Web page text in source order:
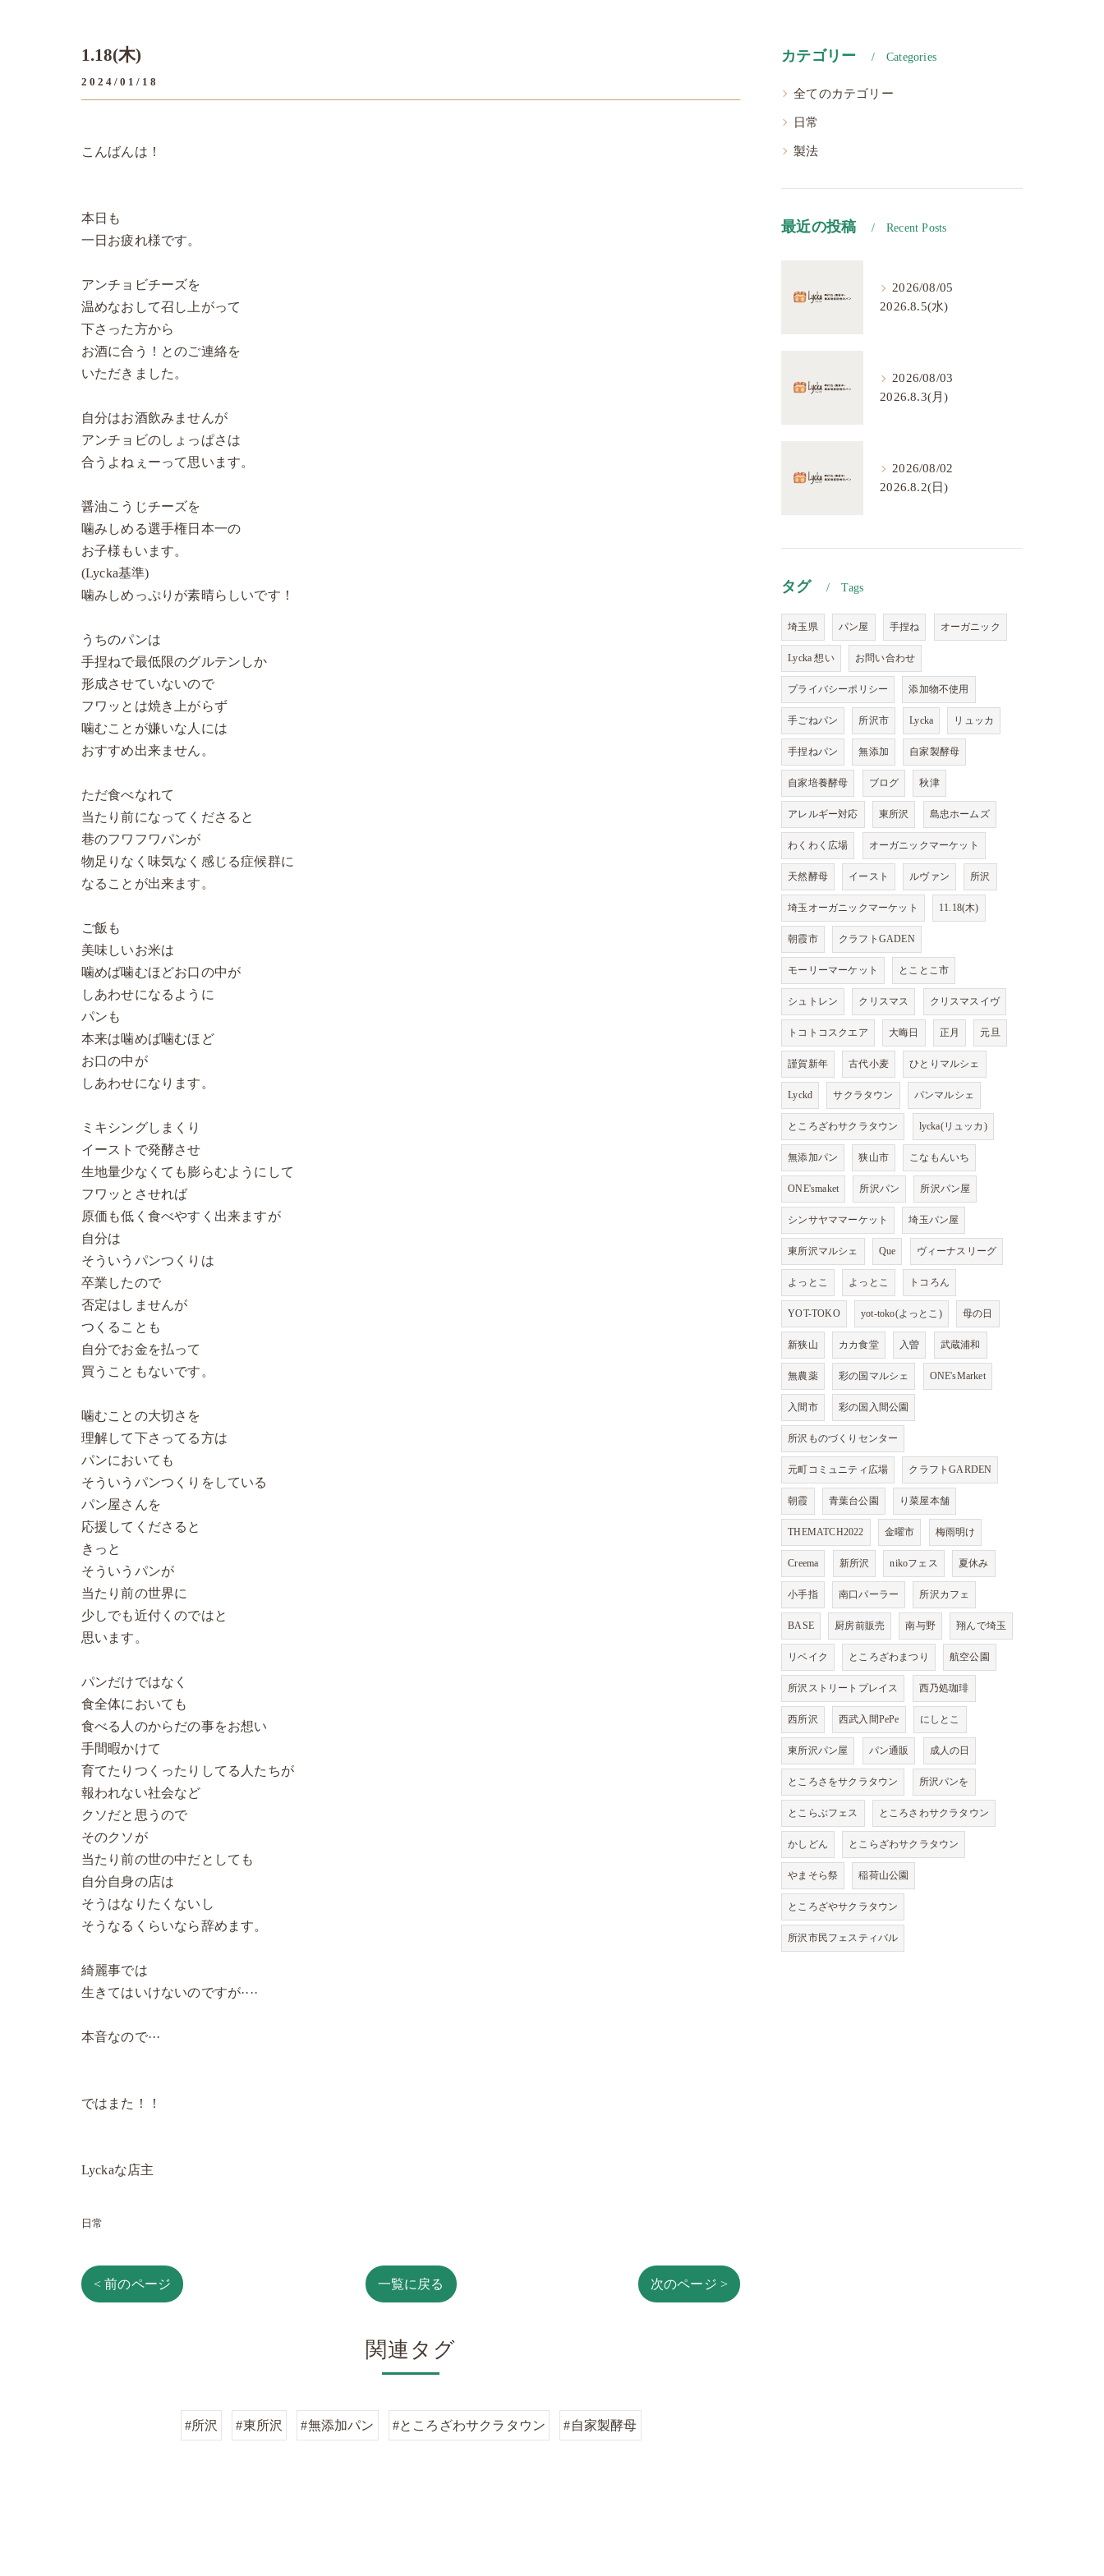
1.18(木)
2024/01/18
こんばんは！
本日も
一日お疲れ様です。
アンチョビチーズを
温めなおして召し上がって
下さった方から
お酒に合う！とのご連絡を
いただきました。
自分はお酒飲みませんが
アンチョビのしょっぱさは
合うよねぇーって思います。
醤油こうじチーズを
噛みしめる選手権日本一の
お子様もいます。
(Lycka基準)
噛みしめっぷりが素晴らしいです！
うちのパンは
手捏ねで最低限のグルテンしか
形成させていないので
フワッとは焼き上がらず
噛むことが嫌いな人には
おすすめ出来ません。
ただ食べなれて
当たり前になってくださると
巷のフワフワパンが
物足りなく味気なく感じる症候群に
なることが出来ます。
ご飯も
美味しいお米は
噛めば噛むほどお口の中が
しあわせになるように
パンも
本来は噛めば噛むほど
お口の中が
しあわせになります。
ミキシングしまくり
イーストで発酵させ
生地量少なくても膨らむようにして
フワッとさせれば
原価も低く食べやすく出来ますが
自分は
そういうパンつくりは
卒業したので
否定はしませんが
つくることも
自分でお金を払って
買うこともないです。
噛むことの大切さを
理解して下さってる方は
パンにおいても
そういうパンつくりをしている
パン屋さんを
応援してくださると
きっと
そういうパンが
当たり前の世界に
少しでも近付くのではと
思います。
パンだけではなく
食全体においても
食べる人のからだの事をお想い
手間暇かけて
育てたりつくったりしてる人たちが
報われない社会など
クソだと思うので
そのクソが
当たり前の世の中だとしても
自分自身の店は
そうはなりたくないし
そうなるくらいなら辞めます。
綺麗事では
生きてはいけないのですが····
本音なので···
ではまた！！
Lyckaな店主
日常
< 前のページ 一覧に戻る 次のページ >
関連タグ
#所沢 #東所沢 #無添加パン #ところざわサクラタウン #自家製酵母
カテゴリー Categories
全てのカテゴリー
日常
製法
最近の投稿 Recent Posts
2026/08/05
2026.8.5(水)
2026/08/03
2026.8.3(月)
2026/08/02
2026.8.2(日)
タグ Tags
埼玉県 パン屋 手捏ね オーガニック
Lycka 想い お問い合わせ
プライバシーポリシー 添加物不使用
手ごねパン 所沢市 Lycka リュッカ
手捏ねパン 無添加 自家製酵母
自家培養酵母 ブログ 秋津
アレルギー対応 東所沢 島忠ホームズ
わくわく広場 オーガニックマーケット
天然酵母 イースト ルヴァン 所沢
埼玉オーガニックマーケット 11.18(木)
朝霞市 クラフトGADEN
モーリーマーケット とことこ市
シュトレン クリスマス クリスマスイヴ
トコトコスクエア 大晦日 正月 元旦
謹賀新年 古代小麦 ひとりマルシェ
Lyckd サクラタウン パンマルシェ
ところざわサクラタウン lycka(リュッカ)
無添加パン 狭山市 こなもんいち
ONE'smaket 所沢パン 所沢パン屋
シンサヤママーケット 埼玉パン屋
東所沢マルシェ Que ヴィーナスリーグ
よっとこ よっとこ トコろん
YOT-TOKO yot-toko(よっとこ) 母の日
新狭山 カカ食堂 入曽 武蔵浦和
無農薬 彩の国マルシェ ONE'sMarket
入間市 彩の国入間公園
所沢ものづくりセンター
元町コミュニティ広場 クラフトGARDEN
朝霞 青葉台公園 り菜屋本舗
THEMATCH2022 金曜市 梅雨明け
Creema 新所沢 nikoフェス 夏休み
小手指 南口パーラー 所沢カフェ
BASE 厨房前販売 南与野 翔んで埼玉
リベイク ところざわまつり 航空公園
所沢ストリートプレイス 西乃処珈琲
西所沢 西武入間PePe にしとこ
東所沢パン屋 パン通販 成人の日
ところさをサクラタウン 所沢パンを
とこらぶフェス ところさわサクラタウン
かしどん とこらざわサクラタウン
やまそら祭 稲荷山公園
ところざやサクラタウン
所沢市民フェスティバル